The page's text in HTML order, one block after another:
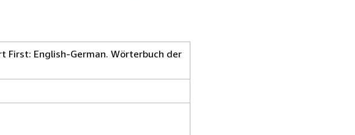
First: English-German. Wörterbuch der